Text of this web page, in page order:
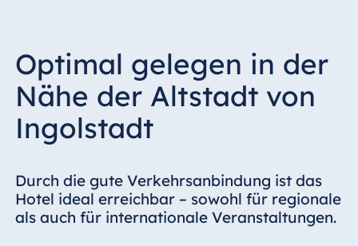
Optimal gelegen in der
Nähe der Altstadt von
Ingolstadt
Durch die gute Verkehrsanbindung ist das
Hotel ideal erreichbar – sowohl für regionale
als auch für internationale Veranstaltungen.